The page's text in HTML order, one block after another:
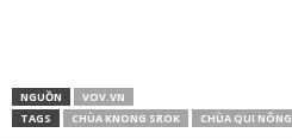
NGUỒN
VOV.VN
TAGS
CHÙA KNONG SROK CHÙA QUI NÔNG